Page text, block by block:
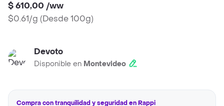
$ 610,00 /ww
$0.61/g (Desde 100g)
Devoto
Disponible en Montevideo
Compra con tranquilidad y seguridad en Rappi